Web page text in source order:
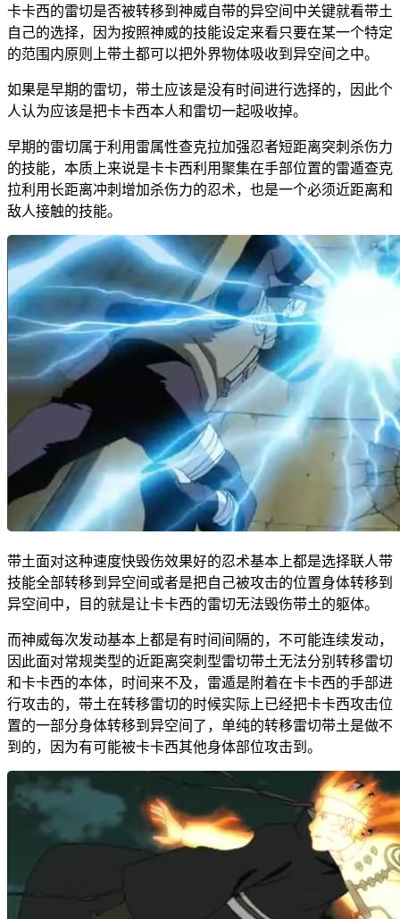
卡卡西的雷切是否被转移到神威自带的异空间中关键就看带土
自己的选择，因为按照神威的技能设定来看只要在某一个特定
的范围内原则上带土都可以把外界物体吸收到异空间之中。
如果是早期的雷切，带土应该是没有时间进行选择的，因此个
人认为应该是把卡卡西本人和雷切一起吸收掉。
早期的雷切属于利用雷属性查克拉加强忍者短距离突刺杀伤力
的技能，本质上来说是卡卡西利用聚集在手部位置的雷遁查克
拉利用长距离冲刺增加杀伤力的忍术，也是一个必须近距离和
敌人接触的技能。
带土面对这种速度快毁伤效果好的忍术基本上都是选择联人带
技能全部转移到异空间或者是把自己被攻击的位置身体转移到
异空间中，目的就是让卡卡西的雷切无法毁伤带土的躯体。
而神威每次发动基本上都是有时间间隔的，不可能连续发动，
因此面对常规类型的近距离突刺型雷切带土无法分别转移雷切
和卡卡西的本体，时间来不及，雷遁是附着在卡卡西的手部进
行攻击的，带土在转移雷切的时候实际上已经把卡卡西攻击位
置的一部分身体转移到异空间了，单纯的转移雷切带土是做不
到的，因为有可能被卡卡西其他身体部位攻击到。